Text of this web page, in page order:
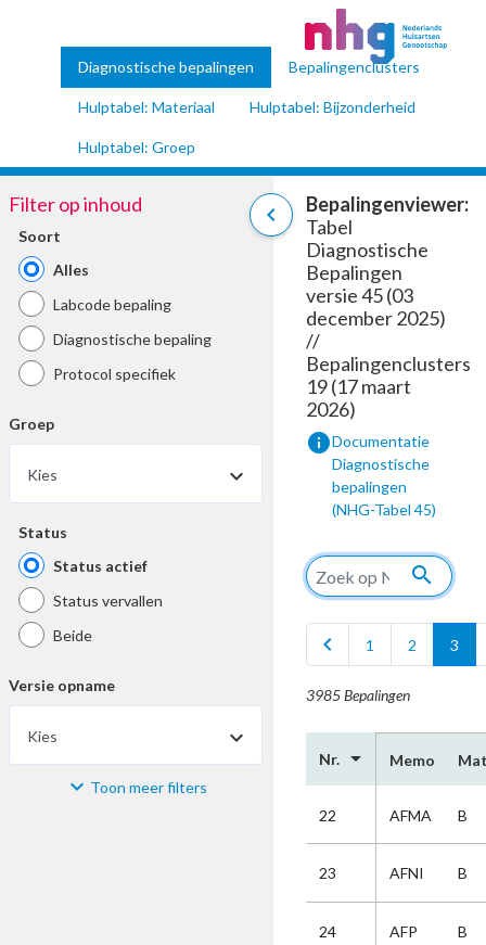
Diagnostische bepalingen Bepalingenclusters
Hulptabel: Materiaal Hulptabel: Bijzonderheid
Hulptabel: Groep
chevron_left
Filter op inhoud
Soort
Alles
Labcode bepaling
Diagnostische bepaling
Protocol specifiek
Groep
Kies
Status
Status actief
Status vervallen
Beide
Versie opname
Kies
Materiaal Toon meer filters
Bepalingenviewer:
Tabel
Diagnostische
Bepalingen
versie 45 (03
december 2025)
//
Bepalingenclusters
19 (17 maart
2026)
infoDocumentatie
Diagnostische
bepalingen
(NHG-Tabel 45)
search
chevron_left 1 2 3
3985 Bepalingen
Nr. arrow_drop_down Memo
22 AFMA B
23 AFNI B
24 AFP B